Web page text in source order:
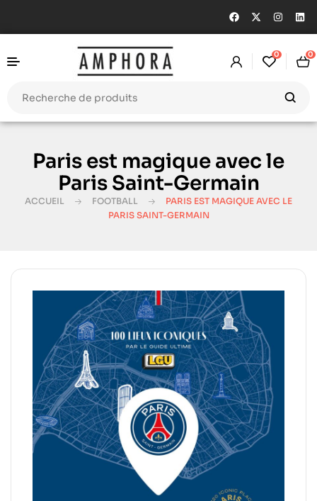
0 0
Paris est magique avec le
Paris Saint-Germain
ACCUEIL FOOTBALL
PARIS EST MAGIQUE AVEC LE
PARIS SAINT-GERMAIN